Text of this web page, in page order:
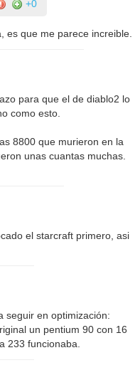
+0
es que me parece increible.
para que el de diablo2 lo
como esto.
8800 que murieron en la
unas cuantas muchas.
el starcraft primero, asi
seguir en optimización:
un pentium 90 con 16
233 funcionaba.